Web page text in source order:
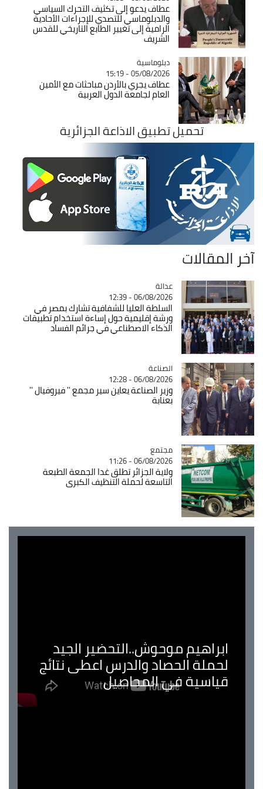
عطاف يدعو إلى تكثيف التحرك السياسي
والدبلوماسي للتصدي للإجراءات الأحادية
الرامية إلى تغيير الطابع التاريخي للقدس
الشريف
Catégorie
دبلوماسية
05/08/2026 - 15:19
عطاف يجري بالأردن مباحثات مع الأمين
العام لجامعة الدول العربية
تحميل تطبيق الاذاعة الجزائرية
آخر المقالات
Catégorie
عدالة
06/08/2026 - 12:39
السلطة العليا للشفافية تشارك بمصر في
ورشة إقليمية حول إساءة استخدام تطبيقات
الذكاء الاصطناعي في جرائم الفساد
Catégorie
الصناعة
06/08/2026 - 12:28
وزير الصناعة يعاين سير مجمع '' فيروفيال ''
بعنابة
Catégorie
مجتمع
06/08/2026 - 11:26
ولاية الجزائر تطلق غدا الجمعة الطبعة
التاسعة لحملة التنظيف الكبرى
ابراهيم موحوش..التحضير الجيد
لحملة الحصاد والدرس اعطى نتائج
قياسية في المحاصيل